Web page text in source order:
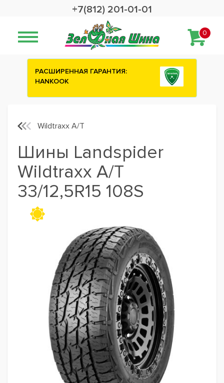
+7(812) 201-01-01
0
ГАРАНТИЯ:
Сashback 2500
шины ATTAR
Wildtraxx A/T
Шины Landspider
Wildtraxx A/T
33/12,5R15 108S